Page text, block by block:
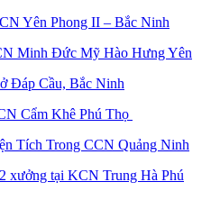
Yên Phong II – Bắc Ninh
Minh Đức Mỹ Hào Hưng Yên
Đáp Cầu, Bắc Ninh
Cẩm Khê Phú Thọ
Tích Trong CCN Quảng Ninh
xưởng tại KCN Trung Hà Phú